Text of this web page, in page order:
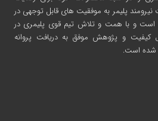
پلیمر به موفقیت های قابل توجهی در
است و با همت و تلاش تیم قوی پلیمری در
کیفیت و پژوهش موفق به دریافت پروانه
شده است.